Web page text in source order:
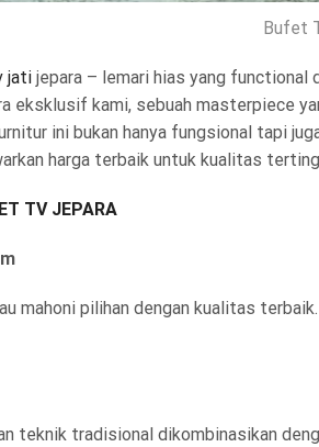
Bufet
jati jepara – lemari hias yang functional
kami, sebuah masterpiece
ini bukan hanya fungsional tapi
harga terbaik untuk kualitas
TV JEPARA
mahoni pilihan dengan kualitas
teknik tradisional dikombinasikan